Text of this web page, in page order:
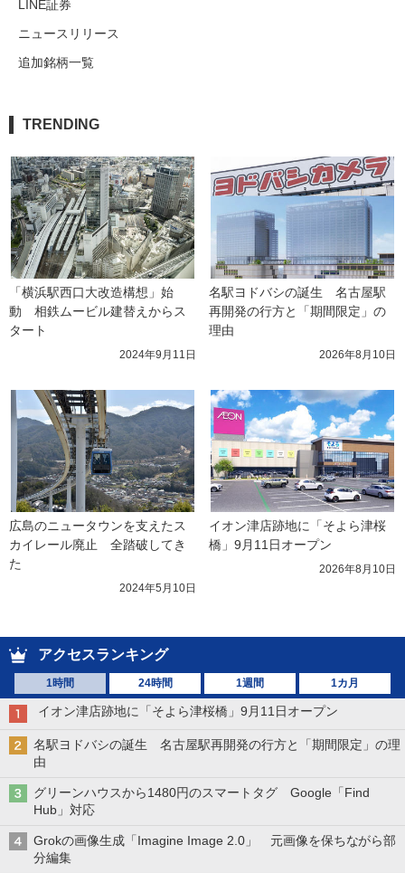
LINE証券
ニュースリリース
追加銘柄一覧
TRENDING
「横浜駅西口大改造構想」始
動　相鉄ムービル建替えからス
タート
2024年9月11日
名駅ヨドバシの誕生　名古屋駅
再開発の行方と「期間限定」の
理由
2026年8月10日
広島のニュータウンを支えたス
カイレール廃止　全踏破してき
た
2024年5月10日
イオン津店跡地に「そよら津桜
橋」9月11日オープン
2026年8月10日
アクセスランキング
1時間 24時間 1週間 1カ月
イオン津店跡地に「そよら津桜橋」9月11日オープン
名駅ヨドバシの誕生 名古屋駅再開発の行方と「期間限定」の理
由
グリーンハウスから1480円のスマートタグ Google「Find
Hub」対応
Grokの画像生成「Imagine Image 2.0」 元画像を保ちながら部
分編集